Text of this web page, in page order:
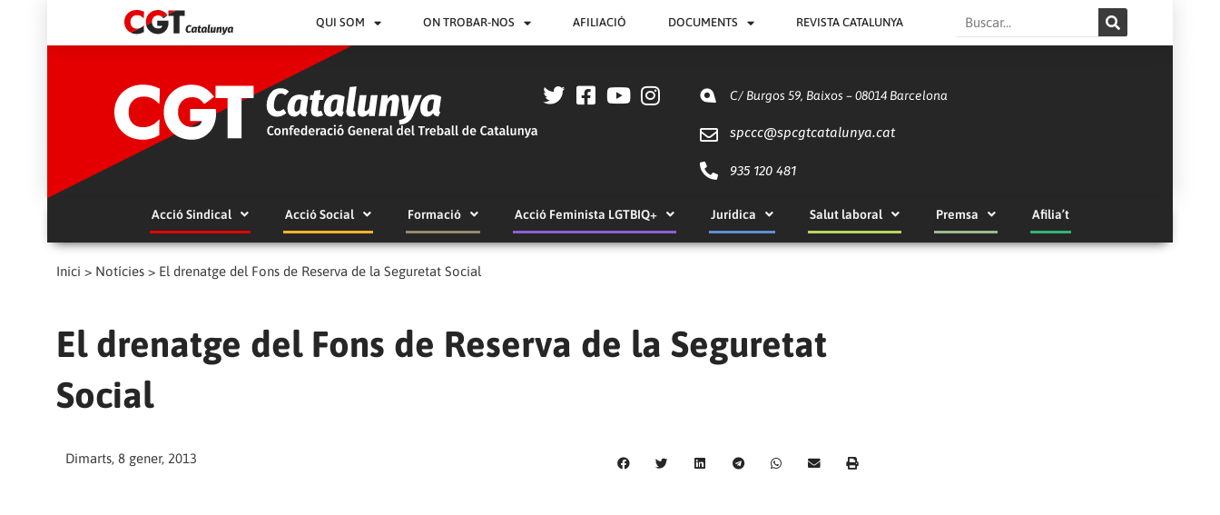
QUI SOM ON TROBAR-NOS AFILIACIÓ DOCUMENTS REVISTA CATALUNYA Search
C/ Burgos 59, Baixos – 08014 Barcelona
spccc@spcgtcatalunya.cat
935 120 481
Acció Sindical Acció Social Formació Acció Feminista LGTBIQ+ Jurídica Salut laboral Premsa Afilia’t
Inici > Notícies > El drenatge del Fons de Reserva de la Seguretat Social
El drenatge del Fons de Reserva de la Seguretat
Social
Dimarts, 8 gener, 2013